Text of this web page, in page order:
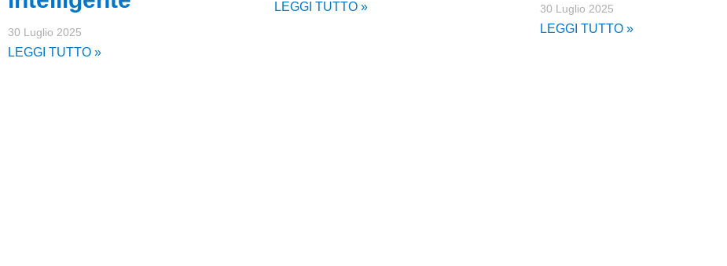
30 Luglio 2025
LEGGI TUTTO »
LEGGI TUTTO » 30 Luglio 2025
LEGGI TUTTO »